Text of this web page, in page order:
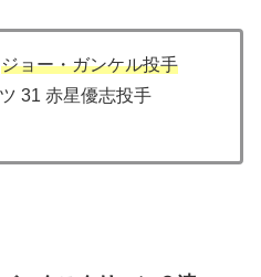
ジョー・ガンケル投手
31 赤星優志投手